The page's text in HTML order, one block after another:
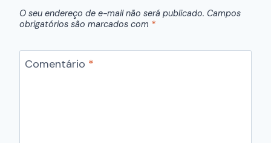
O seu endereço de e-mail não será publicado. Campos
obrigatórios são marcados com *
Comentário *